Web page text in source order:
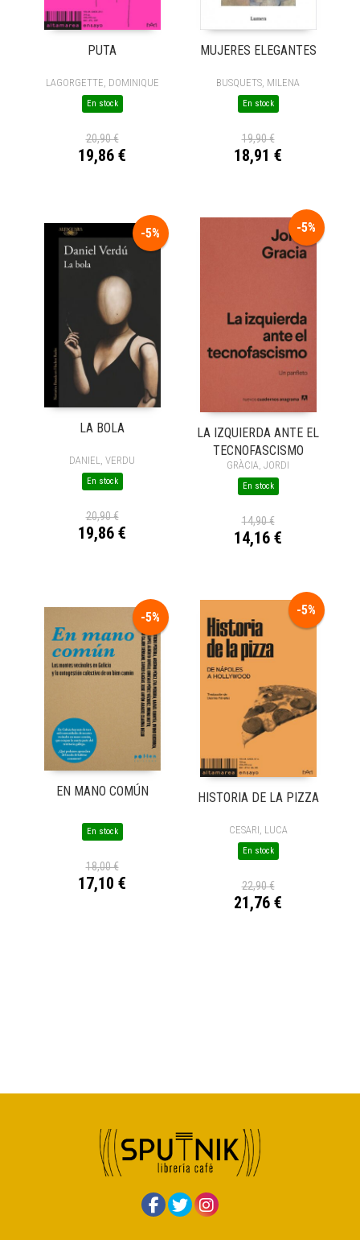
PUTA
LAGORGETTE, DOMINIQUE
En stock
20,90 €
19,86 €
MUJERES ELEGANTES
BUSQUETS, MILENA
En stock
19,90 €
18,91 €
-5%
LA BOLA
DANIEL, VERDU
En stock
20,90 €
19,86 €
-5%
LA IZQUIERDA ANTE EL
TECNOFASCISMO
GRÀCIA, JORDI
En stock
14,90 €
14,16 €
-5%
EN MANO COMÚN
En stock
18,00 €
17,10 €
-5%
HISTORIA DE LA PIZZA
CESARI, LUCA
En stock
22,90 €
21,76 €